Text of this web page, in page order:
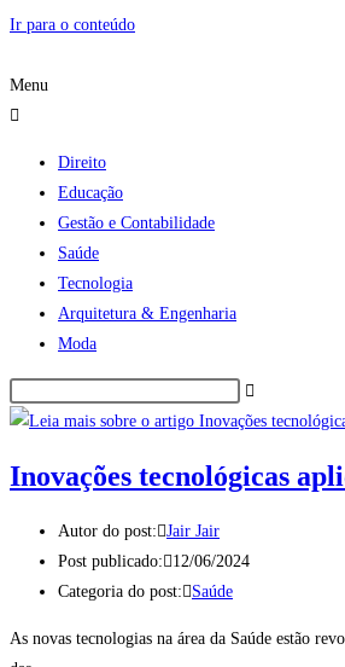
Ir para o conteúdo
Menu
Direito
Educação
Gestão e Contabilidade
Saúde
Tecnologia
Arquitetura & Engenharia
Moda
Inovações tecnológicas
Autor do post: Jair Jair
Post publicado:
12/06/2024
Categoria do post:
Saúde
As novas tecnologias na área da Saúde estão